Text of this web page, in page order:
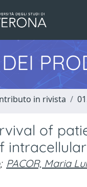
in rivista
of
; PACOR, Maria